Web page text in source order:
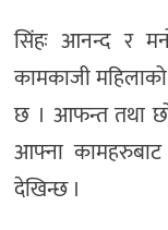
सिंहः आनन्द र
कामकाजी महिलाको
छ । आफन्त तथा
आफ्ना कामहरुबाट
देखिन्छ ।